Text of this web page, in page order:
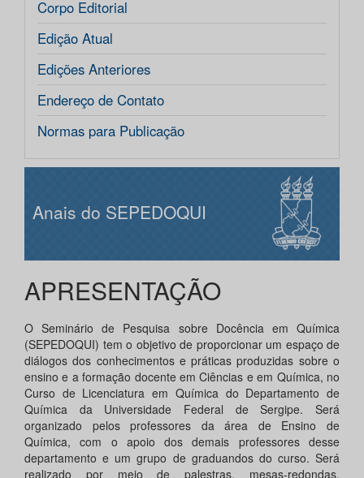
Corpo Editorial
Edição Atual
Edições Anteriores
Endereço de Contato
Normas para Publicação
Anais do SEPEDOQUI
APRESENTAÇÃO
O Seminário de Pesquisa sobre Docência em Química
(SEPEDOQUI) tem o objetivo de proporcionar um espaço de
diálogos dos conhecimentos e práticas produzidas sobre o
ensino e a formação docente em Ciências e em Química, no
Curso de Licenciatura em Química do Departamento de
Química da Universidade Federal de Sergipe. Será
organizado pelos professores da área de Ensino de
Química, com o apoio dos demais professores desse
departamento e um grupo de graduandos do curso. Será
realizado por meio de palestras, mesas-redondas,